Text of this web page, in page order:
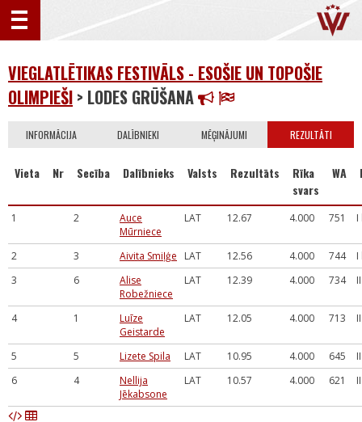
VIEGLATLĒTIKAS FESTIVĀLS - ESOŠIE UN TOPOŠIE
OLIMPIEŠI > LODES GRŪŠANA
INFORMĀCIJA DALĪBNIEKI MĒĢINĀJUMI REZULTĀTI
Vieta Nr Secība Dalībnieks Valsts Rezultāts
Rīka
svars
WA
1 2
Auce
Mūrniece
LAT 12.67 4.000 751 I
2 3 Aivita Smiļģe LAT 12.56 4.000 744
I
3
6
Alise
Robežniece
LAT 12.39 4.000 734
4 1
Luīze
Geistarde
LAT 12.05 4.000 713
5 5 Lizete Spila LAT 10.95 4.000 645
6
4
Nellija
Jēkabsone
LAT 10.57 4.000 621